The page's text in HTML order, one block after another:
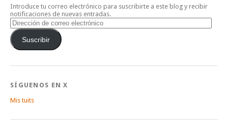
Introduce tu correo electrónico para suscribirte a este blog y recibir
notificaciones de nuevas entradas.
Dirección
de
correo
electrónico
Suscribir
SÍGUENOS EN X
Mis tuits